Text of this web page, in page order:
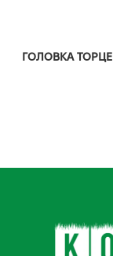
ГОЛОВКА